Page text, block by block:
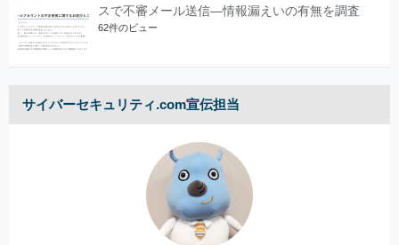
スで不審メール送信―情報漏えいの有無を調査
62件のビュー
サイバーセキュリティ.com宣伝担当